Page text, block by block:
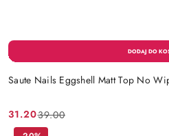
Saute Nails Eggshell Matt Top No
Cena
31.20
Cena 39.00